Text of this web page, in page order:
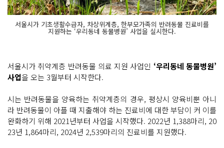
서울시가 기초생활수급자, 차상위계층, 한부모가족의 반려동물 진료비를
지원하는 ‘우리동네 동물병원’ 사업을 실시한다.
서울시가 취약계층 반려동물 의료 지원 사업인 ‘우리동네 동물병원’
사업을 오는 3월부터 시작한다.
시는 반려동물을 양육하는 취약계층의 경우, 평상시 양육비뿐 아니
라 반려동물이 아플 때 지출해야 하는 진료비에 대한 부담이 커 이를
완화하기 위해 2021년부터 사업을 시작했다. 2022년 1,388마리, 20
23년 1,864마리, 2024년 2,539마리의 진료비를 지원했다.